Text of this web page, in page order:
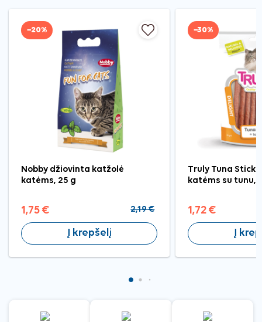
−20%
Nobby džiovinta katžolė
katėms, 25 g
1,75 € 2,19 €
Į krepšelį
−30%
Truly Tuna
katėms su tunu,
1,72 €
Į